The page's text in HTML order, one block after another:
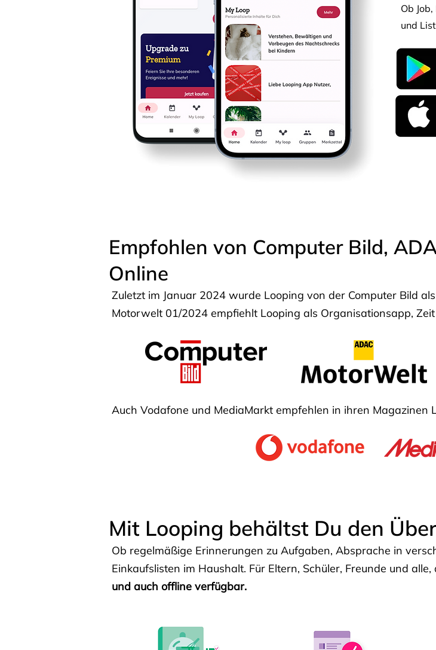
Ob
und
Empfohlen von Computer Bild,
Online
Zuletzt im Januar 2024 wurde Looping von der Computer Bild
Motorwelt 01/2024 empfiehlt Looping als Organisationsapp,
Auch Vodafone und MediaMarkt empfehlen in ihren Magazinen
Mit Looping behältst Du den
Ob regelmäßige Erinnerungen zu Aufgaben, Absprache in
Einkaufslisten im Haushalt. Für Eltern, Schüler, Freunde und
und auch offline verfügbar.